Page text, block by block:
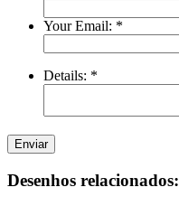
Your Email: *
Details: *
Enviar
Desenhos relacionados: